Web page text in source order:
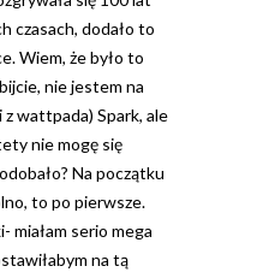
czasach, dodało to
Wiem, że było to
nie jestem na
z wattpada) Spark, ale
nie mogę się
Na początku
to po pierwsze.
miałam serio mega
na tą